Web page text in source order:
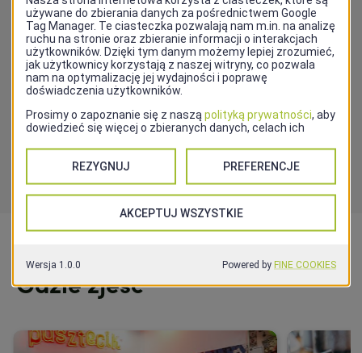
DZIEJE SIĘ
Wydarzenia Szczecin
PRZEJDŹ DO WYDARZEŃ
Gdzie zjeść